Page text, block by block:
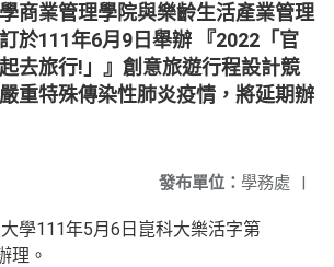
商業管理學院與樂齡生活產業管理
於111年6月9日舉辦 『2022「官
去旅行!」』創意旅遊行程設計競
重特殊傳染性肺炎疫情，將延期辦
發布單位： 學務處 |
學111年5月6日崑科大樂活字第
理。